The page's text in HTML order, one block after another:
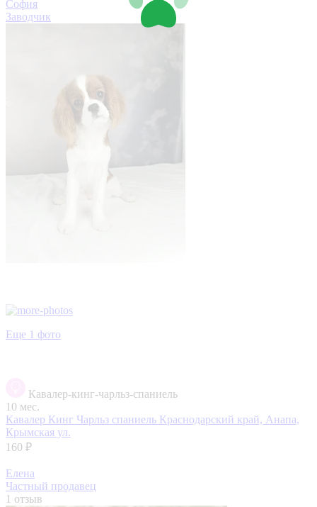
София
Заводчик
Еще 1 фото
Кавалер-кинг-чарльз-спаниель
10 мес.
Кавалер Кинг Чарльз спаниель Краснодарский край, Анапа,
Крымская ул.
160 ₽
Елена
Частный продавец
1 отзыв